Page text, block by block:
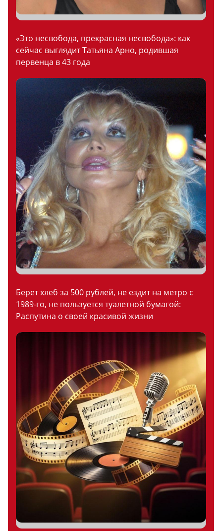
«Это несвобода, прекрасная несвобода»: как
сейчас выглядит Татьяна Арно, родившая
первенца в 43 года
Берет хлеб за 500 рублей, не ездит на метро с
1989-го, не пользуется туалетной бумагой:
Распутина о своей красивой жизни